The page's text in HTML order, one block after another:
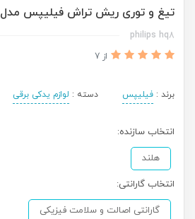
تیغ و توری ریش تراش فیلیپس مدل HQ8 بسته 3 عددی
philips hq8
از 7
برند : فیلیپس دسته : لوازم یدکی برقی
انتخاب سازنده:
هلند
انتخاب گارانتی:
گارانتی اصالت و سلامت فیزیکی